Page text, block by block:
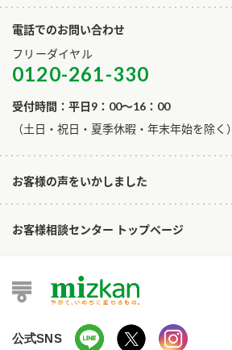
電話でのお問い合わせ
フリーダイヤル
0120-261-330
受付時間：平日9：00～16：00
​（土日・祝日・夏季休暇・年末年始を除く）
お客様の声をいかしました
お客様相談センター トップページ
公式SNS